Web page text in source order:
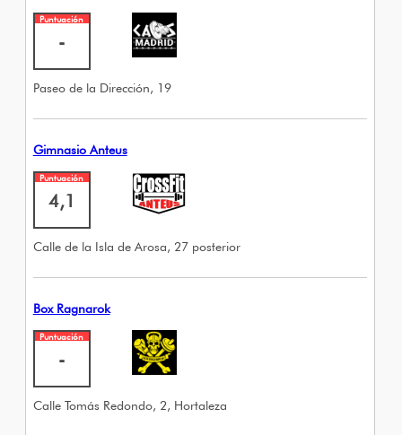
Puntuación
-
Paseo de la Dirección, 19
Gimnasio Anteus
Puntuación
4,1
Calle de la Isla de Arosa, 27 posterior
Box Ragnarok
Puntuación
-
Calle Tomás Redondo, 2, Hortaleza